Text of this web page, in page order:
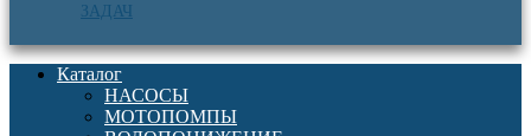
ЗАДАЧ
Каталог
НАСОСЫ
МОТОПОМПЫ